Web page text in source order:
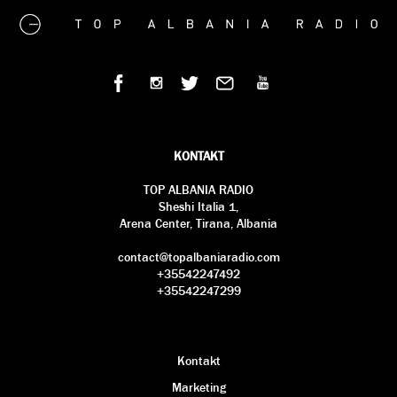
KONTAKT
TOP ALBANIA RADIO
Sheshi Italia 1,
Arena Center, Tirana, Albania
contact@topalbaniaradio.com
+35542247492
+35542247299
Kontakt
Marketing